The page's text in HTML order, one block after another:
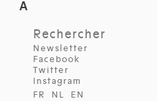
Rechercher
Newsletter
Facebook
Twitter
Instagram
FR
NL EN